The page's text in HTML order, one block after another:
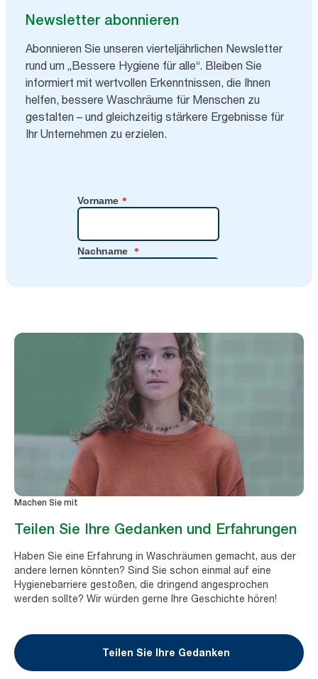
Newsletter abonnieren
Abonnieren Sie unseren vierteljährlichen Newsletter
rund um „Bessere Hygiene für alle“. Bleiben Sie
informiert mit wertvollen Erkenntnissen, die Ihnen
helfen, bessere Waschräume für Menschen zu
gestalten – und gleichzeitig stärkere Ergebnisse für
Ihr Unternehmen zu erzielen.
Machen Sie mit
Teilen Sie Ihre Gedanken und Erfahrungen
Haben Sie eine Erfahrung in Waschräumen gemacht, aus der
andere lernen könnten? Sind Sie schon einmal auf eine
Hygienebarriere gestoßen, die dringend angesprochen
werden sollte? Wir würden gerne Ihre Geschichte hören!
Teilen Sie Ihre Gedanken